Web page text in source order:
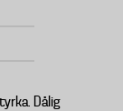
Dålig